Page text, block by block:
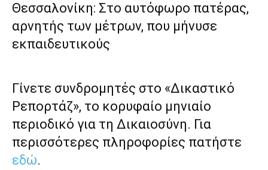
Θεσσαλονίκη: Στο αυτόφωρο πατέρας,
αρνητής των μέτρων, που μήνυσε
εκπαιδευτικούς
Γίνετε συνδρομητές στο «Δικαστικό
Ρεπορτάζ», το κορυφαίο μηνιαίο
περιοδικό για τη Δικαιοσύνη. Για
περισσότερες πληροφορίες πατήστε
εδώ.